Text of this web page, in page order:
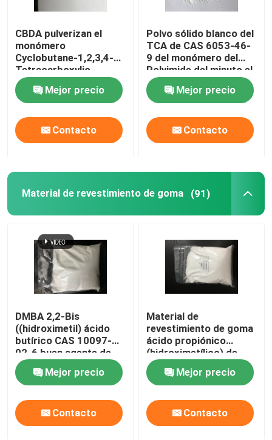
Sustancias químicas especiales
CBDA pulverizan el
monómero
Cyclobutane-1,2,3,4-
Tetracarboxylic
Dianhydride del
Polyimide de CAS
4415-87-6
Mejor precio
Contacto
Polvo sólido blanco del
TCA de CAS 6053-46-
9 del monómero del
Polyimide del minuto el
99% de la pureza
Mejor precio
Contacto
Material de revestimiento de goma (91)
DMBA 2,2-Bis
((hidroximetil) ácido
butírico CAS 10097-
02-6 buen agente de
enlace cruzado e
hidrófilo o utilizado
para producir sistemas
de alta molécula a base
de agua
Mejor precio
Contacto
Material de
revestimiento de goma
ácido propiónico
(hidroximetílico) de
DMPA 2,2-Bis CAS
4767-03-7Mejor precio
Contacto